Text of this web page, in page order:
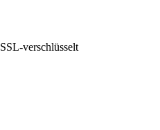
SSL-verschlüsselt